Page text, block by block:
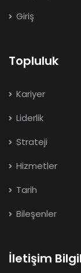
Giriş
Topluluk
Kariyer
Liderlik
Strateji
Hizmetler
Tarih
Bileşenler
İletişim